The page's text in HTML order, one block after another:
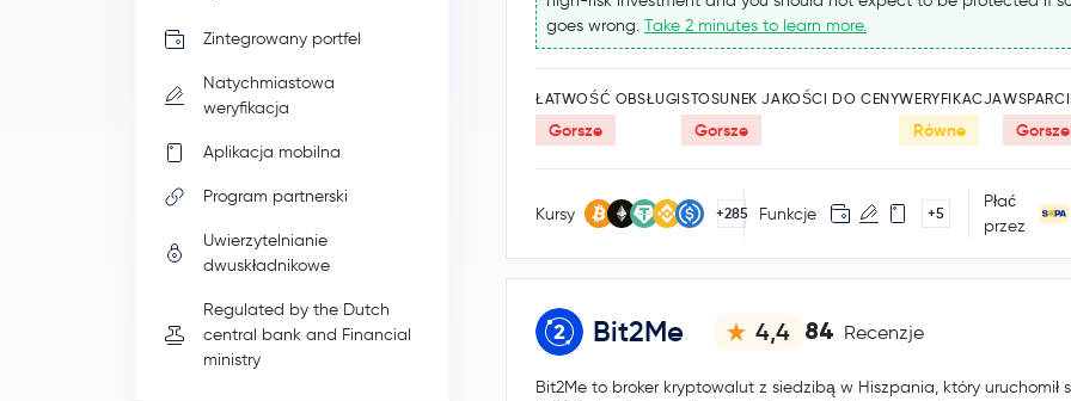
Zintegrowany portfel
Natychmiastowa
weryfikacja
Aplikacja mobilna
Program partnerski
Uwierzytelnianie
dwuskładnikowe
Regulated by the Dutch
central bank and Financial
ministry
goes wrong. Take 2 minutes to learn more.
ŁATWOŚĆ OBSŁUGI
Gorsze
STOSUNEK JAKOŚCI DO CENY
Gorsze
WERYFIKACJA
Równe Gorsze
Kursy +285 Funkcje +5
Płać
przez
Bit2Me 4,4 84 Recenzje
Bit2Me to broker kryptowalut z siedzibą w Hiszpania, który uruchomił